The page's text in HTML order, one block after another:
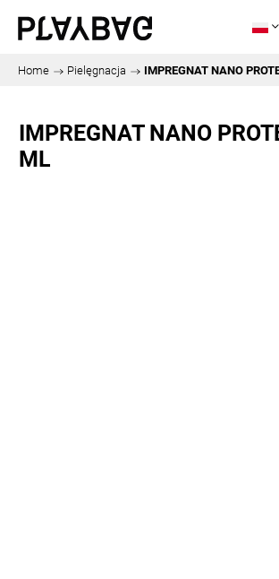
Home / Pielęgnacja / IMPREGNAT NANO
IMPREGNAT NANO
ML